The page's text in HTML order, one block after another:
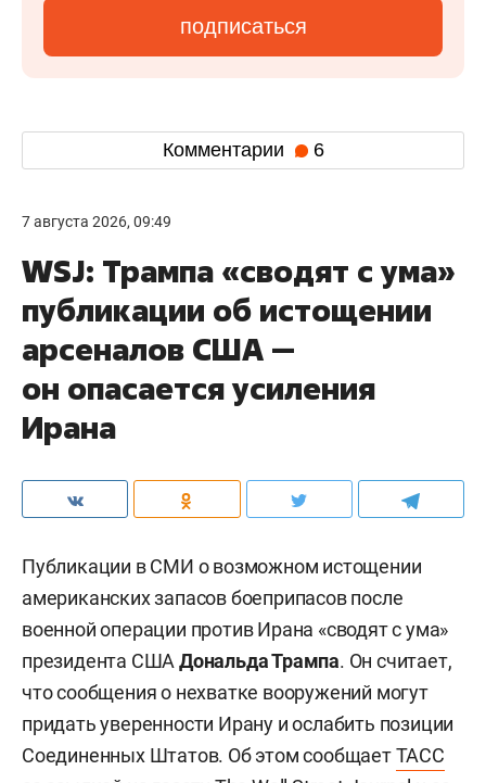
подписаться
Комментарии 6
7 августа 2026, 09:49
WSJ: Трампа «сводят с ума»
публикации об истощении
арсеналов США —
он опасается усиления
Ирана
Публикации в СМИ о возможном истощении
американских запасов боеприпасов после
военной операции против Ирана «сводят с ума»
президента СШАДональда Трампа. Он считает,
что сообщения о нехватке вооружений могут
придать уверенности Ирану и ослабить позиции
Соединенных Штатов. Об этом сообщаетТАСС